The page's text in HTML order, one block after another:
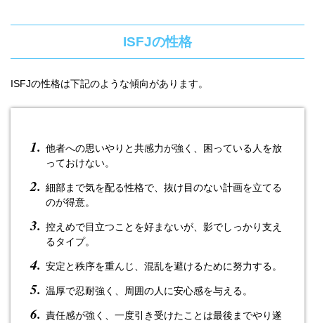
ISFJの性格
ISFJの性格は下記のような傾向があります。
他者への思いやりと共感力が強く、困っている人を放
っておけない。
細部まで気を配る性格で、抜け目のない計画を立てる
のが得意。
控えめで目立つことを好まないが、影でしっかり支え
るタイプ。
安定と秩序を重んじ、混乱を避けるために努力する。
温厚で忍耐強く、周囲の人に安心感を与える。
責任感が強く、一度引き受けたことは最後までやり遂